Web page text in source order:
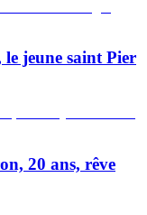
jeune saint Pier
20 ans, rêve